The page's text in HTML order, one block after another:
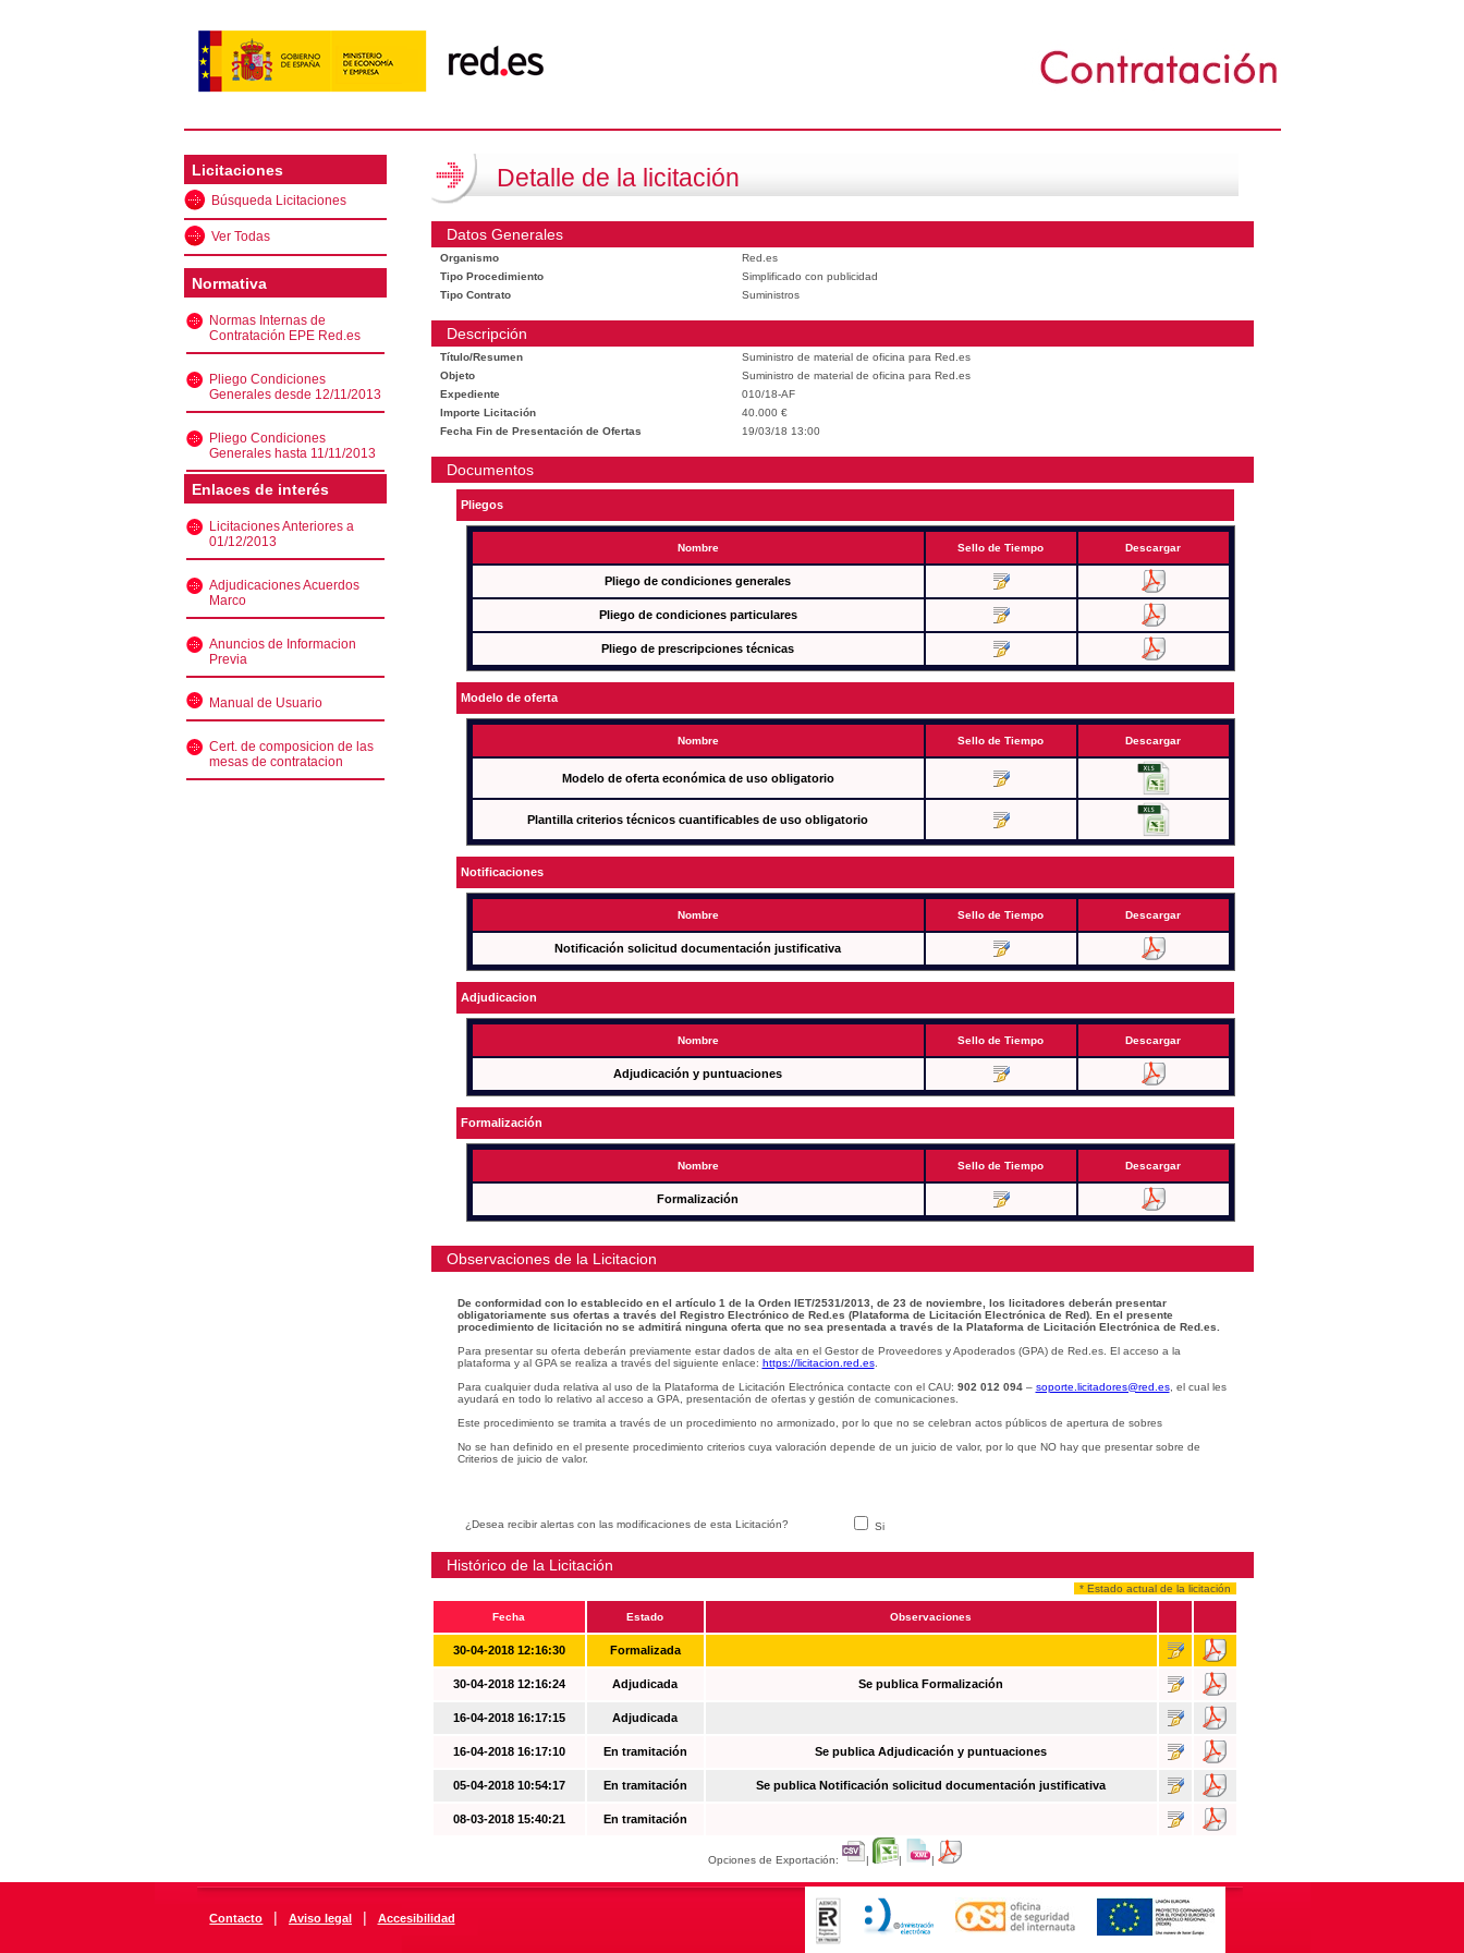
Licitaciones
Búsqueda Licitaciones
Ver Todas
Normativa
Normas Internas de
Contratación EPE Red.es
Pliego Condiciones
Generales desde 12/11/2013
Pliego Condiciones
Generales hasta 11/11/2013
Enlaces de interés
Licitaciones Anteriores a
01/12/2013
Adjudicaciones Acuerdos
Marco
Anuncios de Informacion
Previa
Manual de Usuario
Cert. de composicion de las
mesas de contratacion
Detalle de la licitación
Datos Generales
Organismo
Red.es
Tipo Procedimiento
Simplificado con publicidad
Tipo Contrato
Suministros
Descripción
Título/Resumen
Suministro de material de oficina para Red.es
Objeto
Suministro de material de oficina para Red.es
Expediente
010/18-AF
Importe Licitación
40.000 €
Fecha Fin de Presentación de Ofertas
19/03/18 13:00
Documentos
Pliegos
Nombre Sello de Tiempo Descargar
Pliego de condiciones generales
Pliego de condiciones particulares
Pliego de prescripciones técnicas
Modelo de oferta
Nombre Sello de Tiempo Descargar
Modelo de oferta económica de uso obligatorio
Plantilla criterios técnicos cuantificables de uso obligatorio
Notificaciones
Nombre Sello de Tiempo Descargar
Notificación solicitud documentación justificativa
Adjudicacion
Nombre Sello de Tiempo Descargar
Adjudicación y puntuaciones
Formalización
Nombre Sello de Tiempo Descargar
Formalización
Observaciones de la Licitacion
De conformidad con lo establecido en el artículo 1 de la Orden IET/2531/2013, de 23 de noviembre, los licitadores deberán presentar
obligatoriamente sus ofertas a través del Registro Electrónico de Red.es (Plataforma de Licitación Electrónica de Red). En el presente
procedimiento de licitación no se admitirá ninguna oferta que no sea presentada a través de la Plataforma de Licitación Electrónica de Red.es.
Para presentar su oferta deberán previamente estar dados de alta en el Gestor de Proveedores y Apoderados (GPA) de Red.es. El acceso a la
plataforma y al GPA se realiza a través del siguiente enlace: https://licitacion.red.es.
Para cualquier duda relativa al uso de la Plataforma de Licitación Electrónica contacte con el CAU: 902 012 094– soporte.licitadores@red.es, el cual les
ayudará en todo lo relativo al acceso a GPA, presentación de ofertas y gestión de comunicaciones.
Este procedimiento se tramita a través de un procedimiento no armonizado, por lo que no se celebran actos públicos de apertura de sobres
No se han definido en el presente procedimiento criterios cuya valoración depende de un juicio de valor, por lo que NO hay que presentar sobre de
Criterios de juicio de valor.
¿Desea recibir alertas con las modificaciones de esta Licitación? Si
Histórico de la Licitación
* Estado actual de la licitación
Fecha Estado Observaciones
30-04-2018 12:16:30 Formalizada
30-04-2018 12:16:24 Adjudicada Se publica Formalización
16-04-2018 16:17:15 Adjudicada
16-04-2018 16:17:10 En tramitación Se publica Adjudicación y puntuaciones
05-04-2018 10:54:17 En tramitación Se publica Notificación solicitud documentación justificativa
08-03-2018 15:40:21 En tramitación
Opciones de Exportación: | | |
Contacto | Aviso legal | Accesibilidad